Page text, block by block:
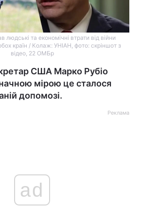
людські та економічні втрати від війни
країн / Колаж: УНІАН, фото: скріншот з
відео, 22 ОМБр
США Марко Рубіо
мірою це сталося
допомозі.
Реклама
ad